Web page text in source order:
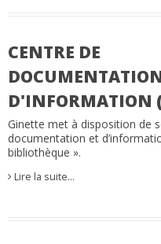
CENTRE DE
D'INFORMATION
Ginette met à disposition de
documentation et
bibliothèque ».
Lire la suite…